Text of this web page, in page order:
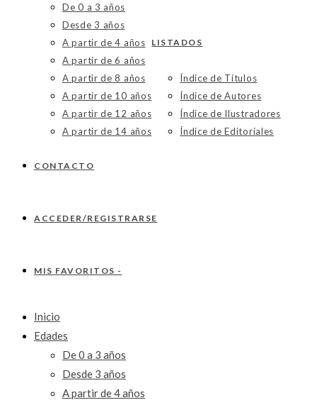
De 0 a 3 años
Desde 3 años
A partir de 4 años
A partir de 6 años
A partir de 8 años
A partir de 10 años
A partir de 12 años
A partir de 14 años
LISTADOS
Índice de Títulos
Índice de Autores
Índice de Ilustradores
Índice de Editoriales
CONTACTO
ACCEDER/REGISTRARSE
MIS FAVORITOS -
Inicio
Edades
De 0 a 3 años
Desde 3 años
A partir de 4 años